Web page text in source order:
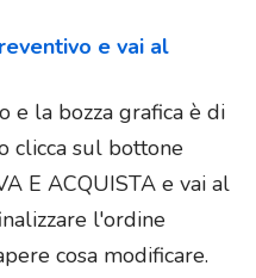
e vai al
e la bozza grafica è di
clicca sul bottone
E ACQUISTA e vai al
l'ordine
cosa modificare.